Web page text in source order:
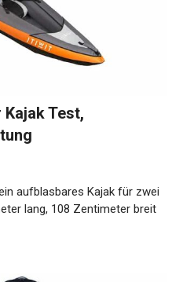
Test,
aufblasbares Kajak für zwei
lang, 108 Zentimeter breit